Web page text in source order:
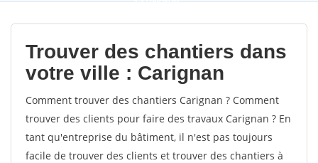
votes
Trouver des chantiers dans
votre ville : Carignan
Comment trouver des chantiers Carignan ? Comment
trouver des clients pour faire des travaux Carignan ? En
tant qu'entreprise du bâtiment, il n'est pas toujours
facile de trouver des clients et trouver des chantiers à